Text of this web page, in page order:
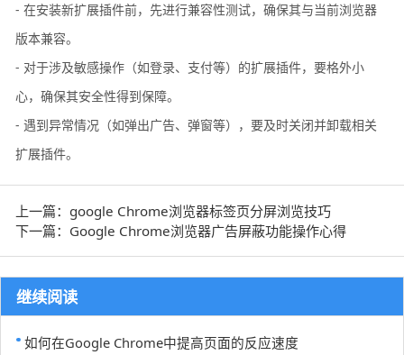
- 在安装新扩展插件前，先进行兼容性测试，确保其与当前浏览器
版本兼容。
- 对于涉及敏感操作（如登录、支付等）的扩展插件，要格外小
心，确保其安全性得到保障。
- 遇到异常情况（如弹出广告、弹窗等），要及时关闭并卸载相关
扩展插件。
上一篇：google Chrome浏览器标签页分屏浏览技巧
下一篇：Google Chrome浏览器广告屏蔽功能操作心得
继续阅读
如何在Google Chrome中提高页面的反应速度